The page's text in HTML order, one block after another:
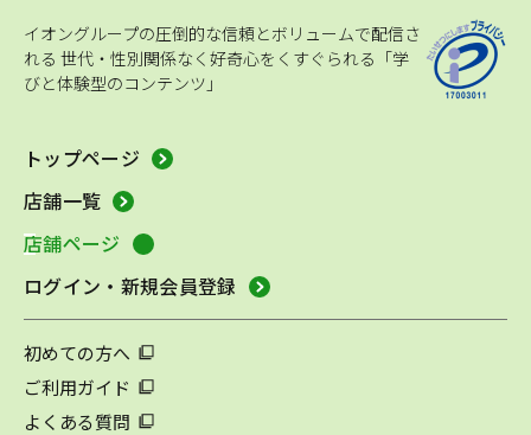
イオングループの圧倒的な信頼とボリュームで配信さ
れる 世代・性別関係なく好奇心をくすぐられる「学
びと体験型のコンテンツ」
トップページ
店舗一覧
店舗ページ
ログイン・新規会員登録
初めての方へ
ご利用ガイド
よくある質問